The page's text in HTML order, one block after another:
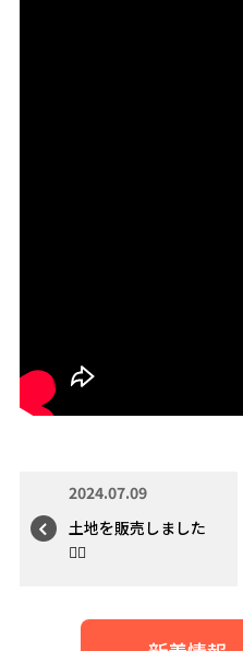
2024.07.09
土地を販売しました
👷‍♂️